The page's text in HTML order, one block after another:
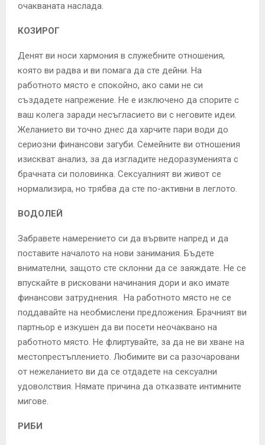
очакваната наслада.
КОЗИРОГ
Денят ви носи хармония в служебните отношения,
която ви радва и ви помага да сте дейни. На
работното място е спокойно, ако сами не си
създадете напрежение. Не е изключено да спорите с
ваш колега заради несъгласието ви с неговите идеи.
Желанието ви точно днес да харчите пари води до
сериозни финансови загуби. Семейните ви отношения
изискват анализ, за да изгладите недоразуменията с
брачната си половинка. Сексуалният ви живот се
нормализира, но трябва да сте по-активни в леглото.
ВОДОЛЕЙ
Забравете намерението си да вървите напред и да
поставите началото на нови занимания. Бъдете
внимателни, защото сте склонни да се заяждате. Не се
впускайте в рисковани начинания дори и ако имате
финансови затруднения. На работното място не се
поддавайте на необмислени предложения. Брачният ви
партньор е изкушен да ви посети неочаквано на
работното място. Не флиртувайте, за да не ви хване на
местопрестъплението. Любимите ви са разочаровани
от нежеланието ви да се отдадете на сексуални
удоволствия. Нямате причина да отказвате интимните
мигове.
РИБИ